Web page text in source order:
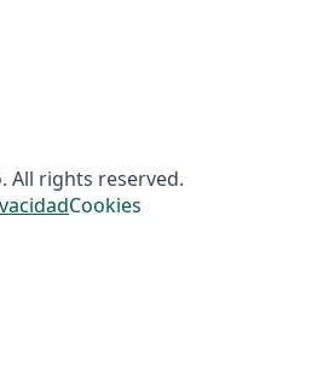
All rights reserved.
Cookies